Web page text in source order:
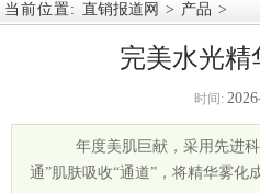
当前位置: 直销报道网 > 产品 >
完美水光精
时间:
年度美肌巨献，采用先进
通”肌肤吸收“通道”，将精华雾